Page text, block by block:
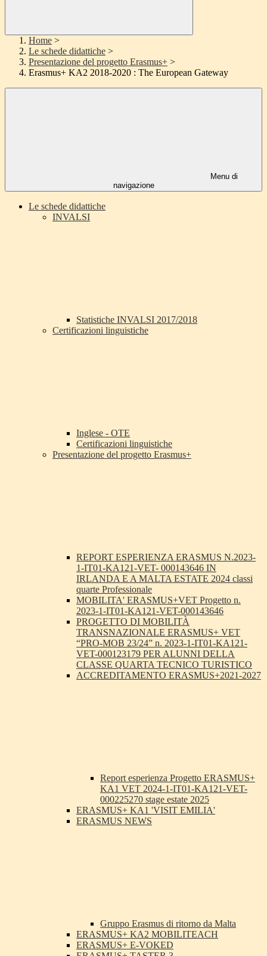
Home >
Le schede didattiche >
Presentazione del progetto Erasmus+ >
Erasmus+ KA2 2018-2020 : The European Gateway
Menu di
navigazione
Le schede didattiche
INVALSI
Statistiche INVALSI 2017/2018
Certificazioni linguistiche
Inglese - OTE
Certificazioni linguistiche
Presentazione del progetto Erasmus+
REPORT ESPERIENZA ERASMUS N.2023-
1-IT01-KA121-VET- 000143646 IN
IRLANDA E A MALTA ESTATE 2024 classi
quarte Professionale
MOBILITA' ERASMUS+VET Progetto n.
2023-1-IT01-KA121-VET-000143646
PROGETTO DI MOBILITÀ
TRANSNAZIONALE ERASMUS+ VET
“PRO-MOB 23/24” n. 2023-1-IT01-KA121-
VET-000123179 PER ALUNNI DELLA
CLASSE QUARTA TECNICO TURISTICO
ACCREDITAMENTO ERASMUS+2021-2027
Report esperienza Progetto ERASMUS+
KA1 VET 2024-1-IT01-KA121-VET-
000225270 stage estate 2025
ERASMUS+ KA1 'VISIT EMILIA'
ERASMUS NEWS
Gruppo Erasmus di ritorno da Malta
ERASMUS+ KA2 MOBILITEACH
ERASMUS+ E-VOKED